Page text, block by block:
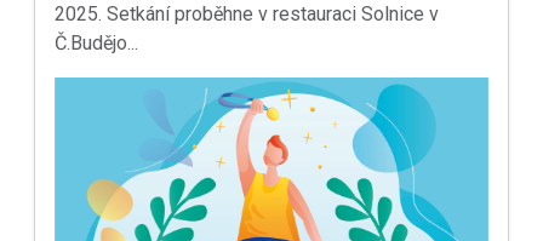
2025. Setkání proběhne v restauraci Solnice v
Č.Budějo...